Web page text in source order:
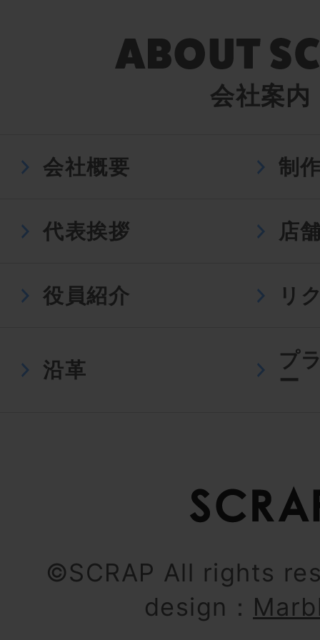
会社案内
会社概要 制
代表挨拶 店
役員紹介 リ
沿革
プ
ー
©SCRAP All rights
design：